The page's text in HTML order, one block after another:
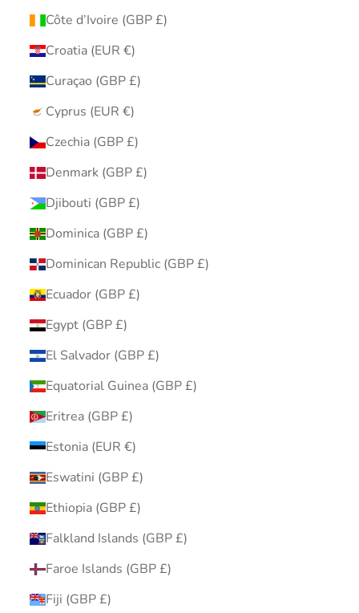
Côte d’Ivoire (GBP £)
Croatia (EUR €)
Curaçao (GBP £)
Cyprus (EUR €)
Czechia (GBP £)
Denmark (GBP £)
Djibouti (GBP £)
Dominica (GBP £)
Dominican Republic (GBP £)
Ecuador (GBP £)
Egypt (GBP £)
El Salvador (GBP £)
Equatorial Guinea (GBP £)
Eritrea (GBP £)
Estonia (EUR €)
Eswatini (GBP £)
Ethiopia (GBP £)
Falkland Islands (GBP £)
Faroe Islands (GBP £)
Fiji (GBP £)